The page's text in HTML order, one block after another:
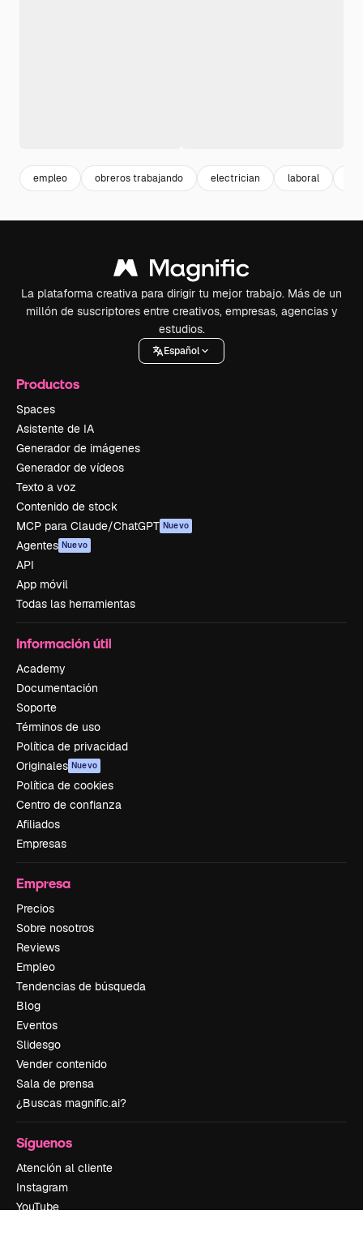
empleo obreros trabajando electrician laboral
La plataforma creativa para dirigir tu mejor trabajo. Más de un
millón de suscriptores entre creativos, empresas, agencias y
estudios.
Español
Productos
Spaces
Asistente de IA
Generador de imágenes
Generador de vídeos
Texto a voz
Contenido de stock
MCP para Claude/ChatGPT Nuevo
Agentes Nuevo
API
App móvil
Todas las herramientas
Información útil
Academy
Documentación
Soporte
Términos de uso
Política de privacidad
Originales Nuevo
Política de cookies
Centro de confianza
Afiliados
Empresas
Empresa
Precios
Sobre nosotros
Reviews
Empleo
Tendencias de búsqueda
Blog
Eventos
Slidesgo
Vender contenido
Sala de prensa
¿Buscas magnific.ai?
Síguenos
Atención al cliente
Instagram
YouTube